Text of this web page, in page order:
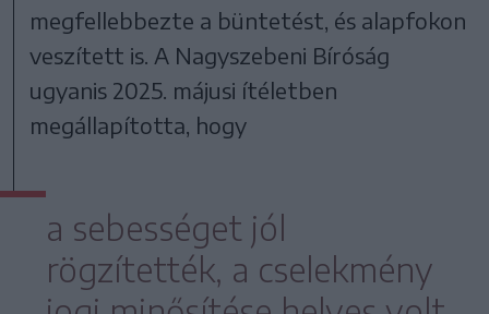
megfellebbezte a büntetést, és alapfokon
veszített is. A Nagyszebeni Bíróság
ugyanis 2025. májusi ítéletben
megállapította, hogy
a sebességet jól
rögzítették, a cselekmény